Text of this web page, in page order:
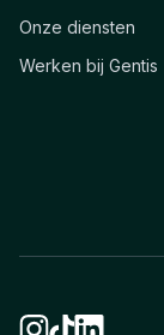
Onze diensten
Werken bij Gentis